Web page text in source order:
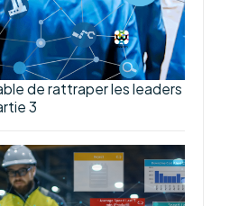
de rattraper les leaders
3